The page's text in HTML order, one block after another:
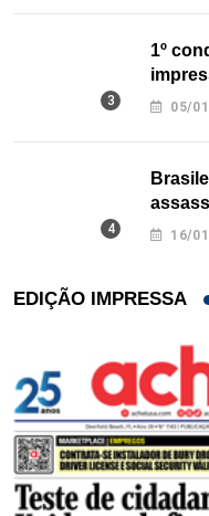
1º
Texas
05/
16/
EDIÇÃO IMPRESSA